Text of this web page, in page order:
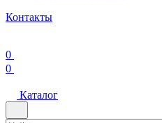
Контакты
0
0
Каталог